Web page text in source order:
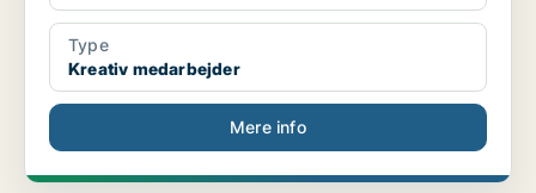
Type
Kreativ medarbejder
Mere info